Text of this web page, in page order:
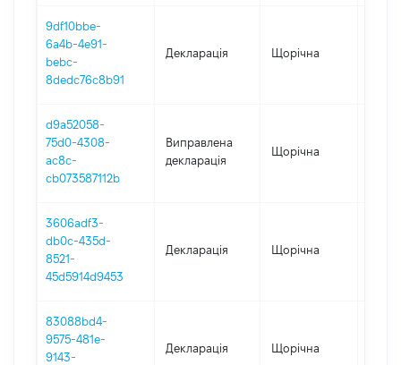
9df10bbe-
6a4b-4e91-
bebc-
8dedc76c8b91
Декларація Щорічна
d9a52058-
75d0-4308-
ac8c-
cb073587112b
Виправлена
декларація
Щорічна
3606adf3-
db0c-435d-
8521-
45d5914d9453
Декларація Щорічна
83088bd4-
9575-481e-
9143-
Декларація Щорічна